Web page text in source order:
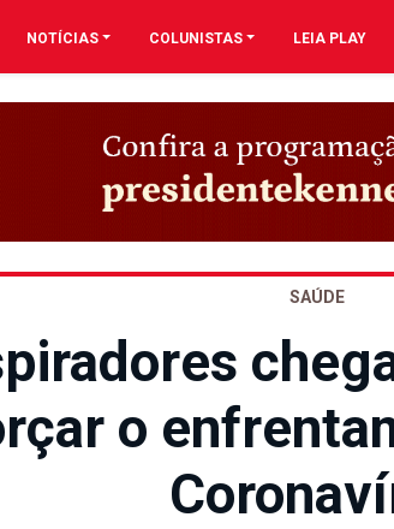
NOTÍCIAS COLUNISTAS LEIA PLAY
SAÚDE
o